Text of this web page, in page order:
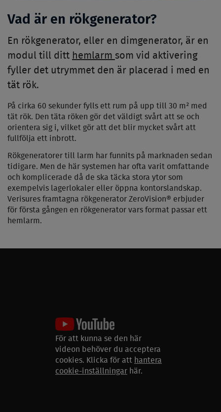
Vad är en rökgenerator?
En rökgenerator, eller en dimgenerator, är en
modul till ditt hemlarm som vid aktivering
fyller det utrymmet den är placerad i med en
tät rök.
På cirka 60 sekunder fylls ett rum på upp till 30 m² med
tät rök. Den täta röken gör det väldigt svårt att se och
orientera sig i, vilket gör att det blir mycket svårt att
fullfölja ett inbrott.
Rökgeneratorer till larm har funnits på marknaden sedan
tidigare. Men de här systemen har ofta varit omfattande
och komplicerade då de ska täcka stora ytor som
exempelvis lagerlokaler eller öppna kontorslandskap.
Verisures framtagna rökgenerator ZeroVision® erbjuder
för första gången en rökgenerator vars format passar ett
hemlarm.
Se filmen! Så funkar
ZeroVision®
1.13
För att kunna se den här
videon behöver du acceptera
cookies. Klicka för att hantera
cookie-inställningar här.